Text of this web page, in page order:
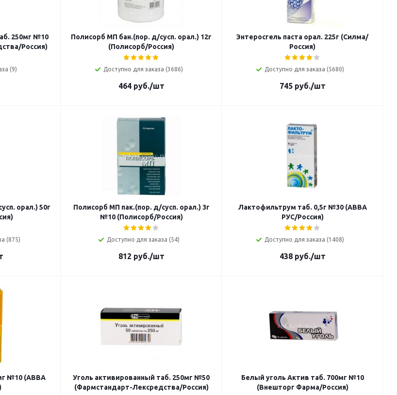
250мг №10
Россия)
(9)
Полисорб МП бан.(пор. д/сусп. орал.) 12г
(Полисорб/Россия)
Доступно для заказа (3686)
464руб./шт
Энтеросгель паста орал. 225г (Силма/
Россия)
Доступно для заказа (5680)
745руб./шт
орал.) 50г
(875)
Полисорб МП пак.(пор. д/сусп. орал.) 3г
№10 (Полисорб/Россия)
Доступно для заказа (54)
812 руб./шт
Лактофильтрум таб. 0,5г №30 (АВВА
РУС/Россия)
Доступно для заказа (1408)
438руб./шт
№10 (АВВА
Уголь активированный таб. 250мг №50
(Фармстандарт-Лексредства/Россия)
Белый уголь Актив таб. 700мг №10
(Внешторг Фарма/Россия)